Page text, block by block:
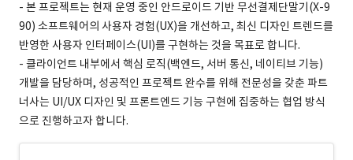
- 본 프로젝트는 현재 운영 중인 안드로이드 기반 무선결제단말기(X-9
90) 소프트웨어의 사용자 경험(UX)을 개선하고, 최신 디자인 트렌드를
반영한 사용자 인터페이스(UI)를 구현하는 것을 목표로 합니다.
- 클라이언트 내부에서 핵심 로직(백엔드, 서버 통신, 네이티브 기능)
개발을 담당하며, 성공적인 프로젝트 완수를 위해 전문성을 갖춘 파트
너사는 UI/UX 디자인 및 프론트엔드 기능 구현에 집중하는 협업 방식
으로 진행하고자 합니다.